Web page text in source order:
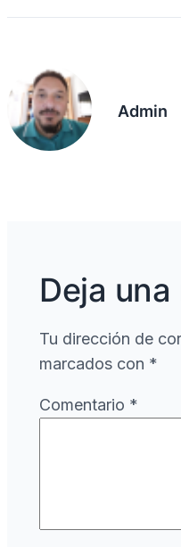
c
b
o
o
k
ail
p
k
Admin
Deja
Tu dirección de
marcados con *
Comentario *